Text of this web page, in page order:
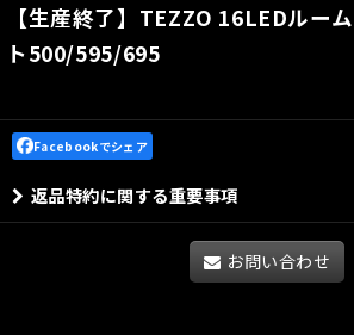
【生産終了】TEZZO 16LEDルー
ト500/595/695
Facebookでシェア
返品特約に関する重要事項
お問い合わせ